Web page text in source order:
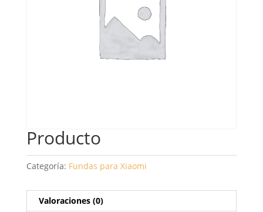
Producto
Categoría: Fundas para Xiaomi
Valoraciones (0)